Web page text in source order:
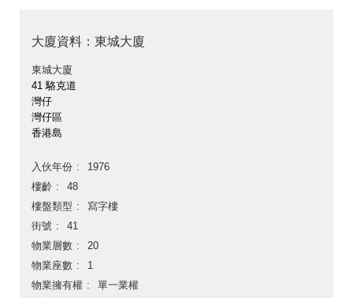
大廈資料：東城大廈
東城大廈
41 駱克道
灣仔
灣仔區
香港島
入伙年份
1976
樓齡
48
樓盤類型
寫字樓
街號
41
物業層數
20
物業座數
1
物業擁有權
單一業權